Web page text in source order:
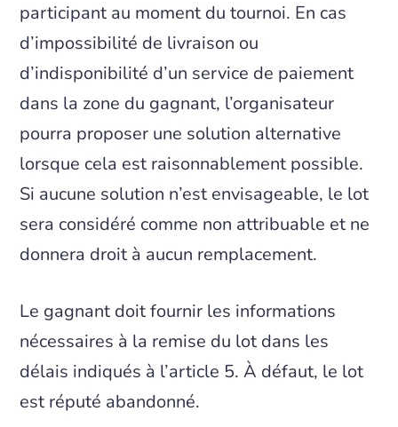
participant au moment du tournoi. En cas
d’impossibilité de livraison ou
d’indisponibilité d’un service de paiement
dans la zone du gagnant, l’organisateur
pourra proposer une solution alternative
lorsque cela est raisonnablement possible.
Si aucune solution n’est envisageable, le lot
sera considéré comme non attribuable et ne
donnera droit à aucun remplacement.
Le gagnant doit fournir les informations
nécessaires à la remise du lot dans les
délais indiqués à l’article 5. À défaut, le lot
est réputé abandonné.